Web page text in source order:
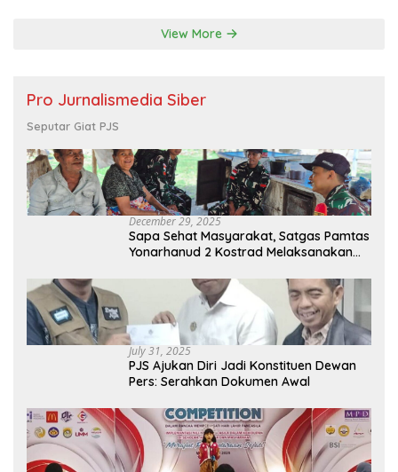
View More
Pro Jurnalismedia Siber
Seputar Giat PJS
December 29, 2025
Sapa Sehat Masyarakat, Satgas Pamtas
Yonarhanud 2 Kostrad Melaksanakan
July 31, 2025
PJS Ajukan Diri Jadi Konstituen Dewan
Pers: Serahkan Dokumen Awal